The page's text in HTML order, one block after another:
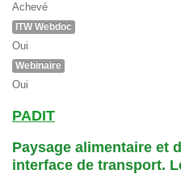
Achevé
ITW Webdoc
Oui
Webinaire
Oui
PADIT
Paysage alimentaire et
interface de transport.